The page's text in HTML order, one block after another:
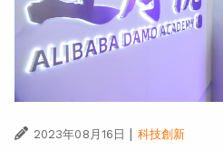
2023年08月16日 科技創新